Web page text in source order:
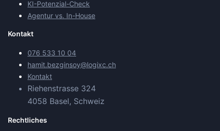
KI-Potenzial-Check
Agentur vs. In-House
Kontakt
076 533 10 04
hamit.bezginsoy@logixc.ch
Kontakt
Riehenstrasse 324
4058 Basel, Schweiz
Rechtliches